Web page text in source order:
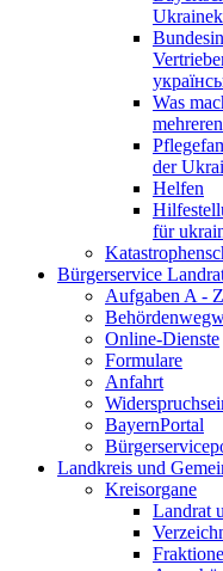
Was
der
Helfen
für
Bürgerservice
Aufgaben A - Z
Online-Dienste
Formulare
Anfahrt
BayernPortal
Landkreis und
Kreisorgane
Landrat